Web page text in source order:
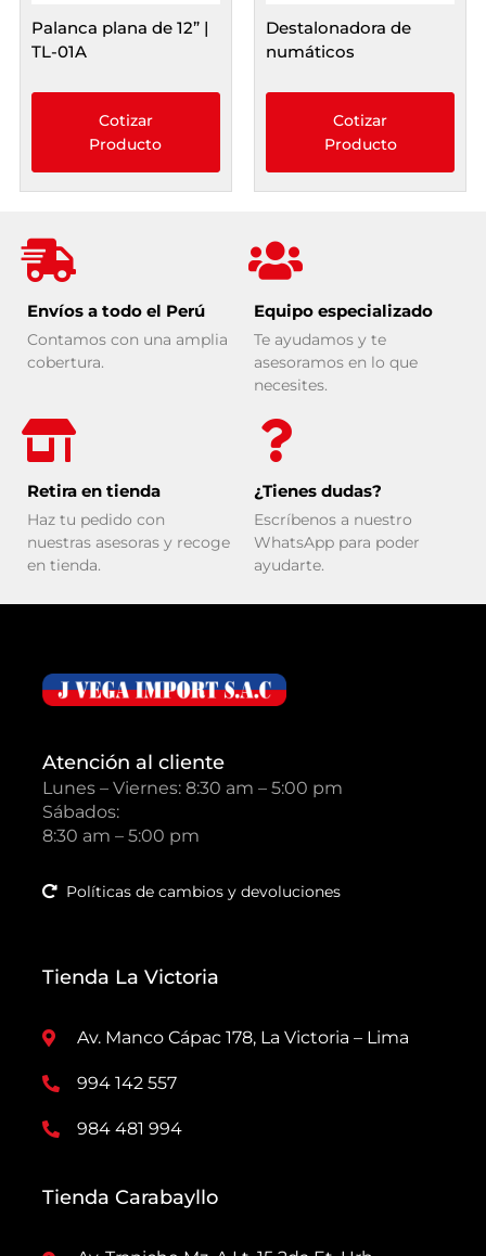
Palanca plana de 12” |
TL-01A
Cotizar
Producto
Destalonadora de
numáticos
Cotizar
Producto
Envíos a todo el Perú
Contamos con una amplia
cobertura.
Equipo especializado
Te ayudamos y te
asesoramos en lo que
necesites.
Retira en tienda
Haz tu pedido con
nuestras asesoras y recoge
en tienda.
¿Tienes dudas?
Escríbenos a nuestro
WhatsApp para poder
ayudarte.
Atención al cliente
Lunes – Viernes: 8:30 am – 5:00 pm
Sábados:
8:30 am – 5:00 pm
Políticas de cambios y devoluciones
Tienda La Victoria
Av. Manco Cápac 178, La Victoria – Lima
994 142 557
984 481 994
Tienda Carabayllo